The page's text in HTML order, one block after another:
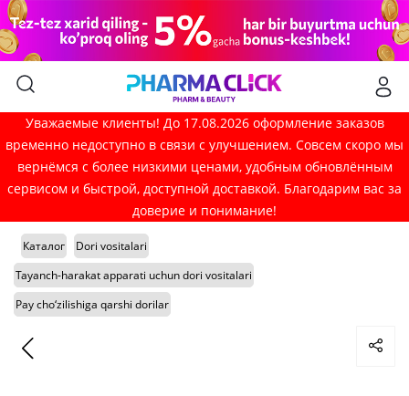
Уважаемые клиенты! До 17.08.2026 оформление заказов
временно недоступно в связи с улучшением. Совсем скоро мы
вернёмся с более низкими ценами, удобным обновлённым
сервисом и быстрой, доступной доставкой. Благодарим вас за
доверие и понимание!
Каталог
Dori vositalari
Tayanch-harakat apparati uchun dori vositalari
Pay cho‘zilishiga qarshi dorilar